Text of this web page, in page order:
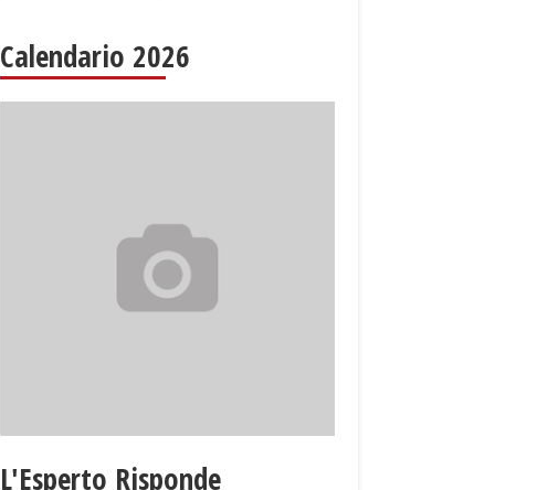
Calendario 2026
L'Esperto Risponde